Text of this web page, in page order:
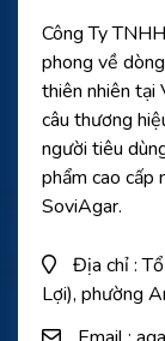
Công Ty
phong về
thiên nhiên tại
câu thương
người tiêu
phẩm cao cấp
SoviAgar.
Địa chỉ :
Lợi), phường